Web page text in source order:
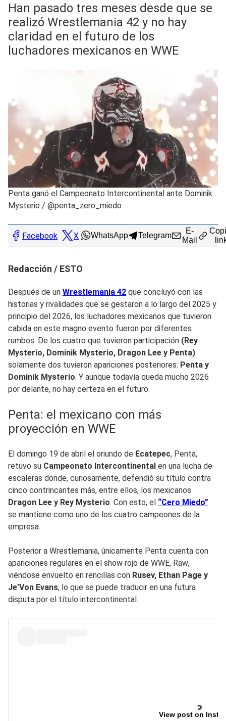
Han pasado tres meses desde que se
realizó Wrestlemania 42 y no hay
claridad en el futuro de los
luchadores mexicanos en WWE
Penta ganó el Campeonato Intercontinental ante Dominik
Mysterio / @penta_zero_miedo
Facebook X WhatsApp Telegram
E-
Mail
Redacción / ESTO
Después de un Wrestlemania 42 que concluyó con las
historias y rivalidades que se gestaron a lo largo del 2025 y
principio del 2026, los luchadores mexicanos que tuvieron
cabida en este magno evento fueron por diferentes
rumbos. De los cuatro que tuvieron participación (Rey
Mysterio, Dominik Mysterio, Dragon Lee y Penta)
solamente dos tuvieron apariciones posteriores: Penta y
Dominik Mysterio. Y aunque todavía queda mucho 2026
por delante, no hay certeza en el futuro.
Penta: el mexicano con más
proyección en WWE
El domingo 19 de abril el oriundo de Ecatepec, Penta,
retuvo su Campeonato Intercontinental en una lucha de
escaleras donde, curiosamente, defendió su título contra
cinco contrincantes más, entre ellos, los mexicanos
Dragon Lee y Rey Mysterio. Con esto, el “Cero Miedo”
se mantiene como uno de los cuatro campeones de la
empresa.
Posterior a Wrestlemania, únicamente Penta cuenta con
apariciones regulares en el show rojo de WWE, Raw,
viéndose envuelto en rencillas con Rusev, Ethan Page y
Je’Von Evans, lo que se puede traducir en una futura
disputa por el título intercontinental.
View post on